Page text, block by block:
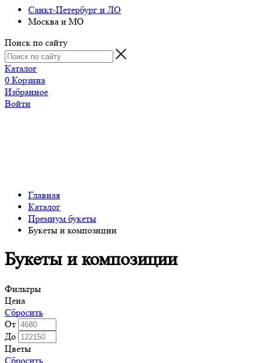
Санкт-Петербург и ЛО
Москва и МО
Поиск по сайту
Каталог
0 Корзина
Избранное
Войти
Главная
Каталог
Премиум букеты
Букеты и композиции
Букеты и композиции
Фильтры
Цена
Сбросить
От
До
Цветы
Сбросить